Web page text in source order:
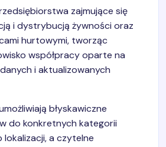
zajmujące się
i dystrybucją żywności oraz
hurtowymi, tworząc
współpracy oparte na
i aktualizowanych
błyskawiczne
do konkretnych kategorii
a czytelne